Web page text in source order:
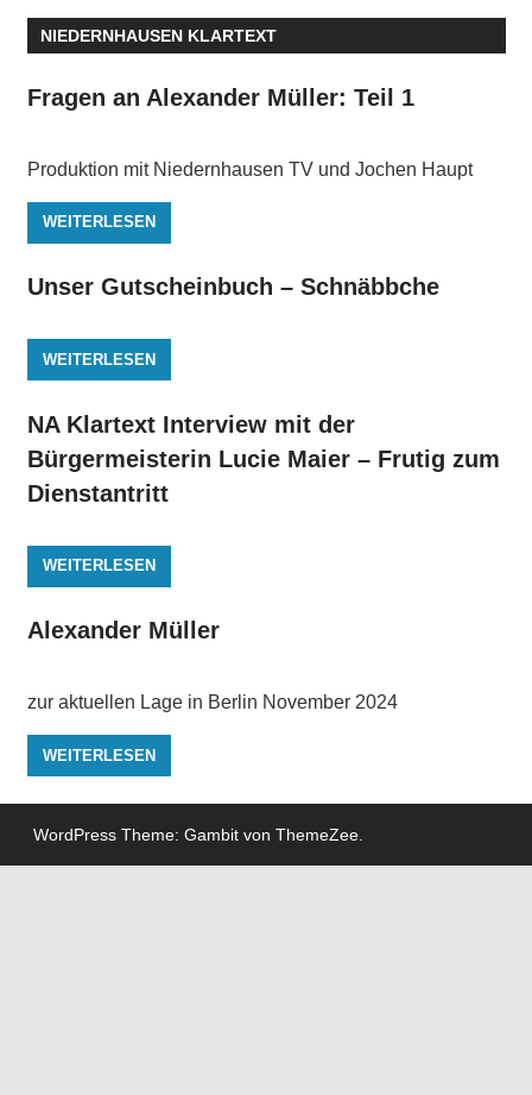
NIEDERNHAUSEN KLARTEXT
Fragen an Alexander Müller: Teil 1
Produktion mit Niedernhausen TV und Jochen Haupt
WEITERLESEN
Unser Gutscheinbuch – Schnäbbche
WEITERLESEN
NA Klartext Interview mit der
Bürgermeisterin Lucie Maier – Frutig zum
Dienstantritt
WEITERLESEN
Alexander Müller
zur aktuellen Lage in Berlin November 2024
WEITERLESEN
WordPress Theme: Gambit von ThemeZee.